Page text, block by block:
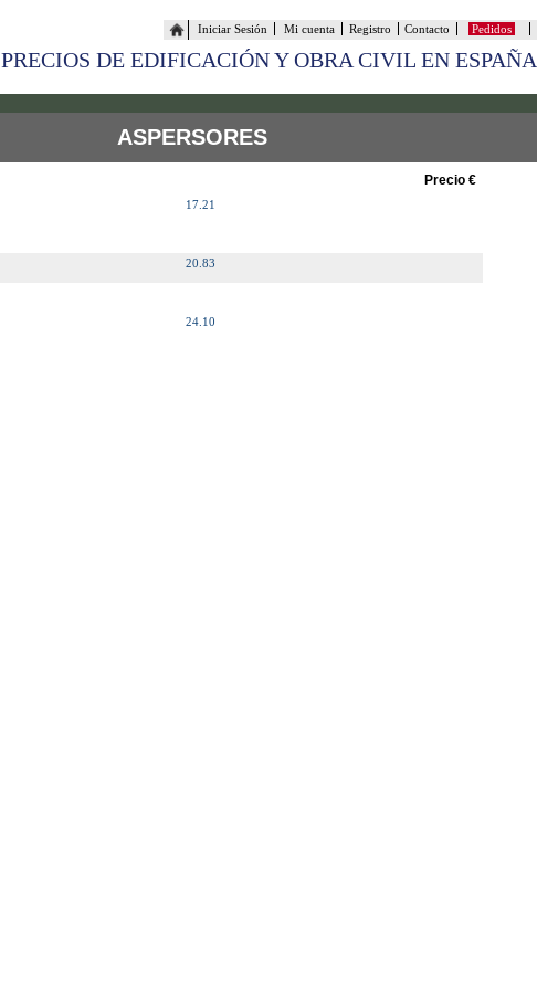
Pedidos
Contacto
Registro
Mi cuenta
Iniciar Sesión
PRECIOS DE EDIFICACIÓN Y OBRA CIVIL EN ESPAÑA
ASPERSORES
Precio €
17.21
20.83
24.10